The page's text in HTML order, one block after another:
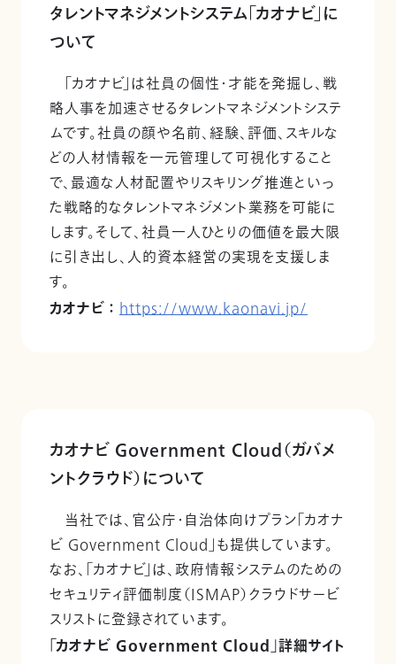
タレントマネジメントシステム「カオナビ」に
ついて
「カオナビ」は社員の個性・才能を発掘し、戦
略人事を加速させるタレントマネジメントシステ
ムです。社員の顔や名前、経験、評価、スキルな
どの人材情報を一元管理して可視化すること
で、最適な人材配置やリスキリング推進といっ
た戦略的なタレントマネジメント業務を可能に
します。そして、社員一人ひとりの価値を最大限
に引き出し、人的資本経営の実現を支援しま
す。
カオナビ ： https://www.kaonavi.jp/
カオナビ Government Cloud（ガバメ
ントクラウド）について
当社では、官公庁・自治体向けプラン「カオナ
ビ Government Cloud」も提供しています。
なお、「カオナビ」は、政府情報システムのための
セキュリティ評価制度（ISMAP）クラウドサービ
スリストに登録されています。
「カオナビ Government Cloud」詳細サイト